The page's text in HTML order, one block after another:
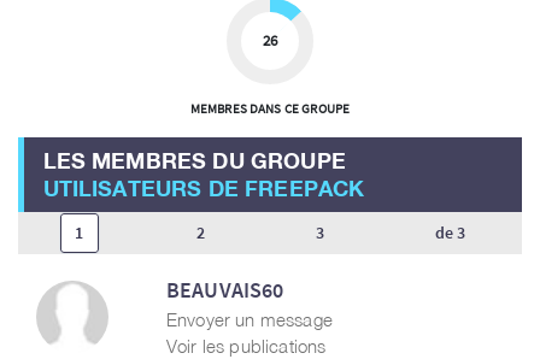
26
MEMBRES DANS CE GROUPE
LES MEMBRES DU GROUPE
UTILISATEURS DE FREEPACK
1 2 3 de 3
BEAUVAIS60
Envoyer un message
Voir les publications